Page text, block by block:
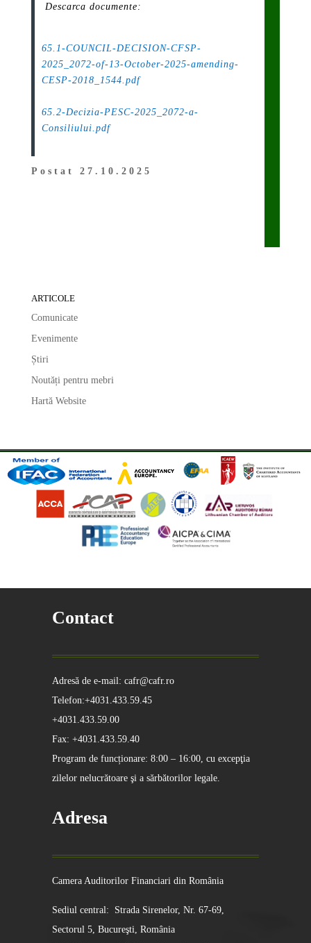
Descarca documente:
65.1-COUNCIL-DECISION-CFSP-
2025_2072-of-13-October-2025-amending-
CESP-2018_1544.pdf
65.2-Decizia-PESC-2025_2072-a-
Consiliului.pdf
Postat 27.10.2025
ARTICOLE
Comunicate
Evenimente
Știri
Noutăți pentru mebri
Hartă Website
Contact
Adresă de e-mail: cafr@cafr.ro
Telefon:+4031.433.59.45
+4031.433.59.00
Fax: +4031.433.59.40
Program de funcționare: 8:00 – 16:00, cu excepţia
zilelor nelucrătoare şi a sărbătorilor legale.
Adresa
Camera Auditorilor Financiari din România
Sediul central: Strada Sirenelor, Nr. 67-69,
Sectorul 5, Bucureşti, România